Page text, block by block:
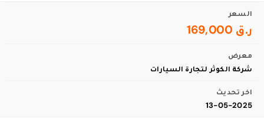
السعر
ر.ق 169,000
معرض
شركة الكوثر لتجارة السيارات
اخر تحديث
13-05-2025